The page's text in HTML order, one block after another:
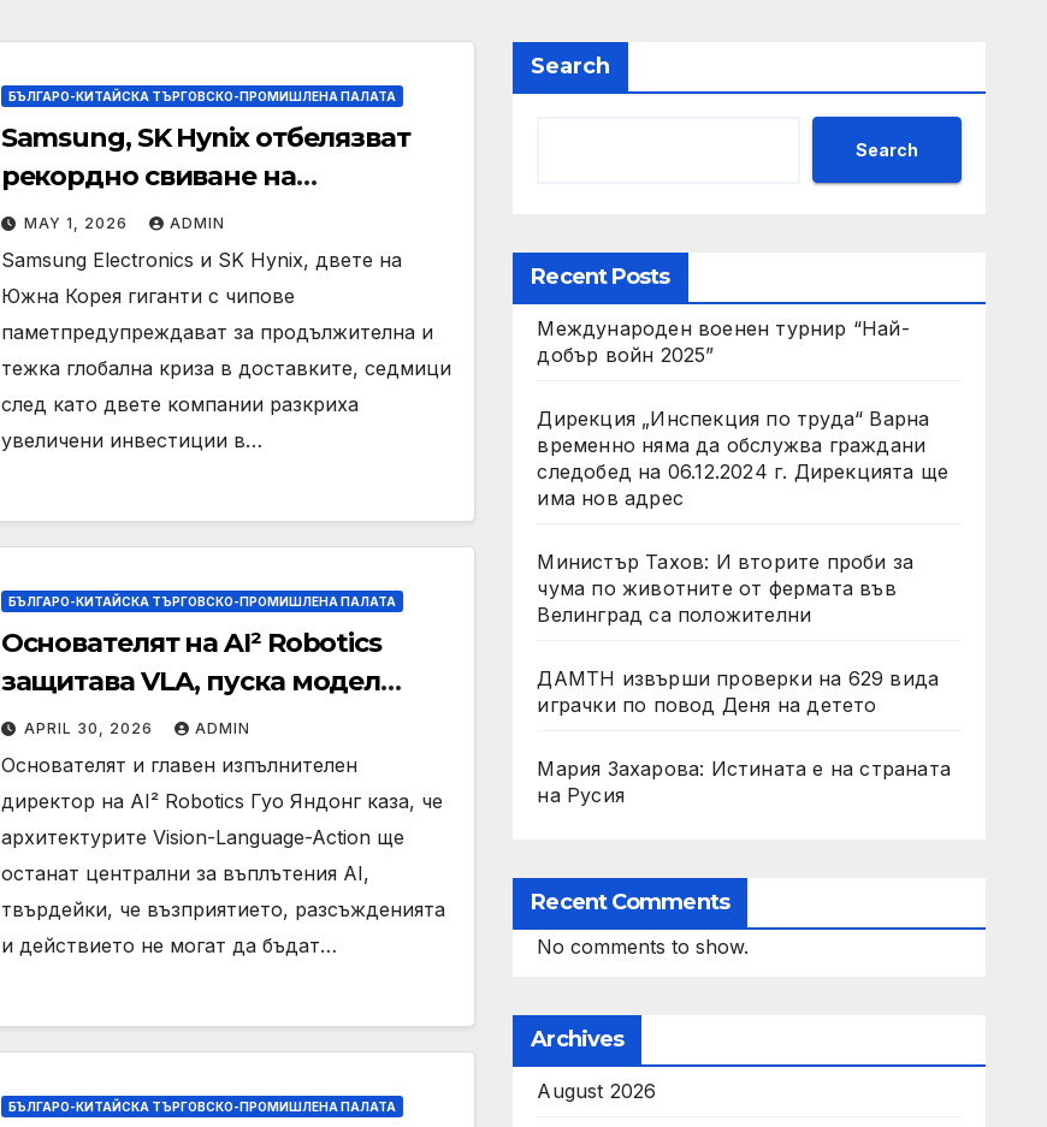
БЪЛГАРО-КИТАЙСКА ТЪРГОВСКО-ПРОМИШЛЕНА ПАЛАТА
Samsung, SK Hynix отбелязват
рекордно свиване на
доставките на пазара на памет,
тъй като търсенето на AI
нараства
MAY 1, 2026 ADMIN
Samsung Electronics и SK Hynix, двете на
Южна Корея гиганти с чипове
паметпредупреждават за продължителна и
тежка глобална криза в доставките, седмици
след като двете компании разкриха
увеличени инвестиции в…
БЪЛГАРО-КИТАЙСКА ТЪРГОВСКО-ПРОМИШЛЕНА ПАЛАТА
Основателят на AI² Robotics
защитава VLA, пуска модел
NeuroVLA
APRIL 30, 2026 ADMIN
Основателят и главен изпълнителен
директор на AI² Robotics Гуо Яндонг каза, че
архитектурите Vision-Language-Action ще
останат централни за въплътения AI,
твърдейки, че възприятието, разсъжденията
и действието не могат да бъдат…
БЪЛГАРО-КИТАЙСКА ТЪРГОВСКО-ПРОМИШЛЕНА ПАЛАТА
Search
Search
Recent Posts
Международен военен турнир “Най-
добър войн 2025”
Дирекция „Инспекция по труда“ Варна
временно няма да обслужва граждани
следобед на 06.12.2024 г. Дирекцията ще
има нов адрес
Министър Тахов: И вторите проби за
чума по животните от фермата във
Велинград са положителни
ДАМТН извърши проверки на 629 вида
играчки по повод Деня на детето
Мария Захарова: Истината е на страната
на Русия
Recent Comments
No comments to show.
Archives
August 2026